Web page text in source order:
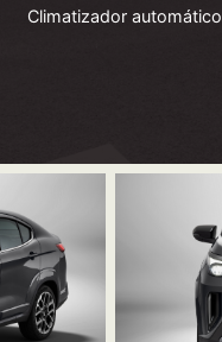
Climatizador automático